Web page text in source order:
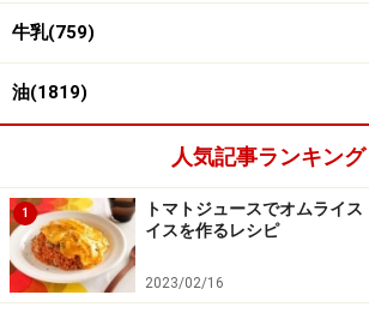
牛乳(759)
油(1819)
人気記事ランキング
1
トマトジュースでオムライ
イスを作るレシピ
2023/02/16